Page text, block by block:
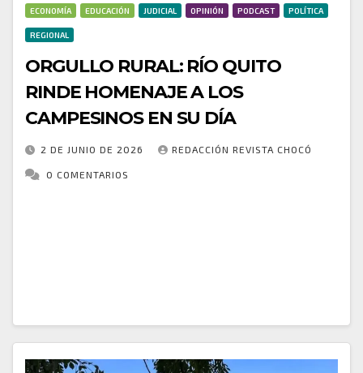
ECONOMÍA EDUCACIÓN JUDICIAL OPINIÓN PODCAST POLÍTICA
REGIONAL
ORGULLO RURAL: RÍO QUITO
RINDE HOMENAJE A LOS
CAMPESINOS EN SU DÍA
2 DE JUNIO DE 2026 REDACCIÓN REVISTA CHOCÓ
0 COMENTARIOS